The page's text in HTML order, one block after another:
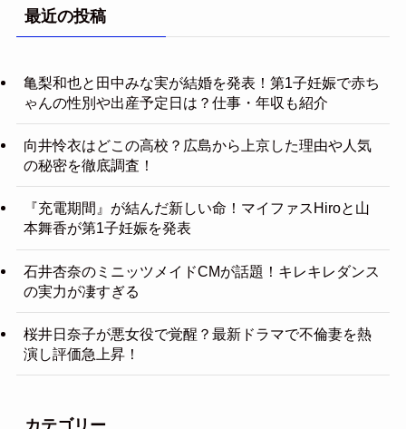
最近の投稿
亀梨和也と田中みな実が結婚を発表！第1子妊娠で赤ち
ゃんの性別や出産予定日は？仕事・年収も紹介
向井怜衣はどこの高校？広島から上京した理由や人気
の秘密を徹底調査！
『充電期間』が結んだ新しい命！マイファスHiroと山
本舞香が第1子妊娠を発表
石井杏奈のミニッツメイドCMが話題！キレキレダンス
の実力が凄すぎる
桜井日奈子が悪女役で覚醒？最新ドラマで不倫妻を熱
演し評価急上昇！